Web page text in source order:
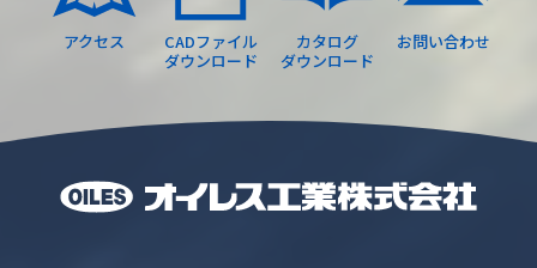
アクセス
CADファイル
ダウンロード
カタログ
ダウンロード
お問い合わせ